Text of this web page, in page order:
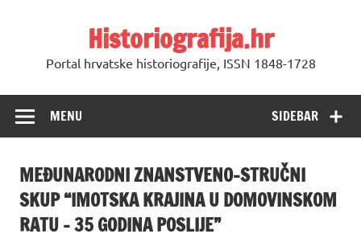
Historiografija.hr
Portal hrvatske historiografije, ISSN 1848-1728
SIDEBAR
MENU
MEĐUNARODNI ZNANSTVENO-STRUČNI
SKUP “IMOTSKA KRAJINA U DOMOVINSKOM
RATU – 35 GODINA POSLIJE”